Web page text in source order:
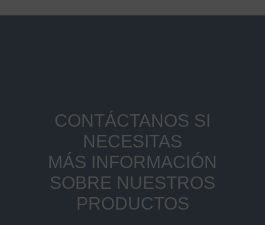
CONTÁCTANOS SI
NECESITAS
MÁS INFORMACIÓN
SOBRE NUESTROS
PRODUCTOS